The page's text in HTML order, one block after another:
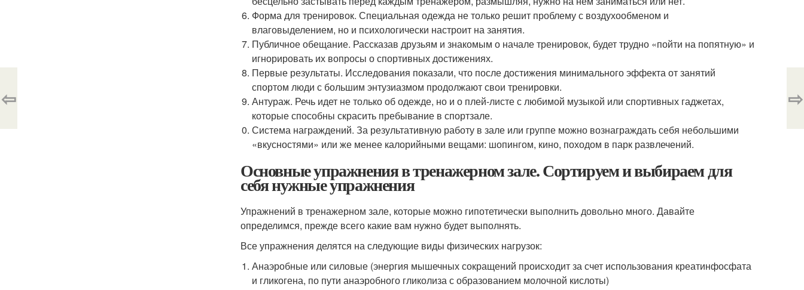
Форма для тренировок. Специальная одежда не только решит проблему с воздухообменом и
влаговыделением, но и психологически настроит на занятия.
Публичное обещание. Рассказав друзьям и знакомым о начале тренировок, будет трудно «пойти на попятную» и
игнорировать их вопросы о спортивных достижениях.
Первые результаты. Исследования показали, что после достижения минимального эффекта от занятий
спортом люди с большим энтузиазмом продолжают свои тренировки.
Антураж. Речь идет не только об одежде, но и о плей-листе с любимой музыкой или спортивных гаджетах,
которые способны скрасить пребывание в спортзале.
Система награждений. За результативную работу в зале или группе можно вознаграждать себя небольшими
«вкусностями» или же менее калорийными вещами: шопингом, кино, походом в парк развлечений.
Основные упражнения в тренажерном зале. Сортируем и выбираем для
себя нужные упражнения
Упражнений в тренажерном зале, которые можно гипотетически выполнить довольно много. Давайте
определимся, прежде всего какие вам нужно будет выполнять.
Все упражнения делятся на следующие виды физических нагрузок:
Анаэробные или силовые (энергия мышечных сокращений происходит за счет использования креатинфосфата
и гликогена, по пути анаэробного гликолиза с образованием молочной кислоты)
⇦ ⇨